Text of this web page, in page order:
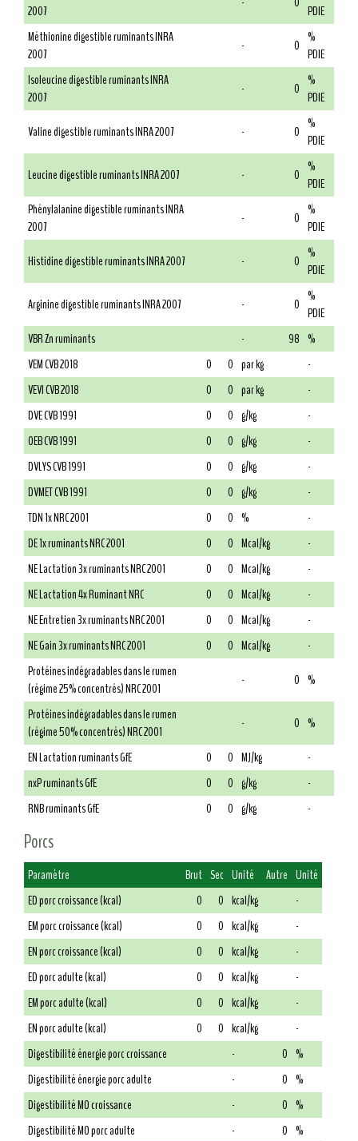
2007
PDIE
Méthionine digestible ruminants INRA
2007
- 0 %
PDIE
Isoleucine digestible ruminants INRA
2007
- 0 %
PDIE
Valine digestible ruminants INRA 2007
- 0 %
PDIE
Leucine digestible ruminants INRA 2007
- 0 %
PDIE
Phénylalanine digestible ruminants INRA
2007
- 0 %
PDIE
Histidine digestible ruminants INRA 2007
- 0 %
PDIE
Arginine digestible ruminants INRA 2007
- 0 %
PDIE
VBR Zn ruminants
- 98 %
VEM CVB 2018
0 0 par kg
-
VEVI CVB 2018
0 0 par kg
-
DVE CVB 1991
0 0 g/kg
-
OEB CVB 1991
0 0 g/kg
-
DVLYS CVB 1991
0 0 g/kg
-
DVMET CVB 1991
0 0 g/kg
-
TDN 1x NRC 2001
0 0 %
-
DE 1x ruminants NRC 2001
0 0 Mcal/kg
-
NE Lactation 3x ruminants NRC 2001
0 0 Mcal/kg
-
NE Lactation 4x Ruminant NRC
0 0 Mcal/kg
-
NE Entretien 3x ruminants NRC 2001
0 0 Mcal/kg
-
NE Gain 3x ruminants NRC 2001
0 0 Mcal/kg
-
Protéines indégradables dans le rumen
(régime 25% concentrés) NRC 2001
- 0 %
Protéines indégradables dans le rumen
(régime 50% concentrés) NRC 2001
- 0 %
EN Lactation ruminants GfE
0 0 MJ/kg
-
nxP ruminants GfE
0 0 g/kg
-
RNB ruminants GfE
0 0 g/kg -
Porcs
Paramètre Brut Sec Unité Autre Unité
ED porc croissance (kcal)
0 0 kcal/kg
-
EM porc croissance (kcal)
0 0 kcal/kg
-
EN porc croissance (kcal)
0 0 kcal/kg
-
ED porc adulte (kcal)
0 0 kcal/kg
-
EM porc adulte (kcal)
0 0 kcal/kg
-
EN porc adulte (kcal)
0 0 kcal/kg
-
Digestibilité énergie porc croissance
- 0 %
Digestibilité énergie porc adulte
- 0 %
Digestibilité MO croissance
- 0 %
Digestibilité MO porc adulte
- 0 %